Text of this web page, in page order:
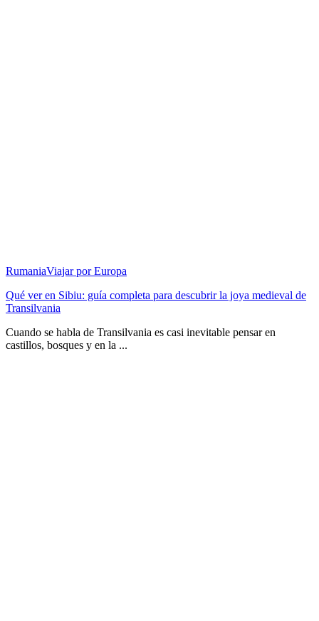
RumaniaViajar por Europa
Qué ver en Sibiu: guía completa para descubrir la joya medieval de
Transilvania
Cuando se habla de Transilvania es casi inevitable pensar en
castillos, bosques y en la ...